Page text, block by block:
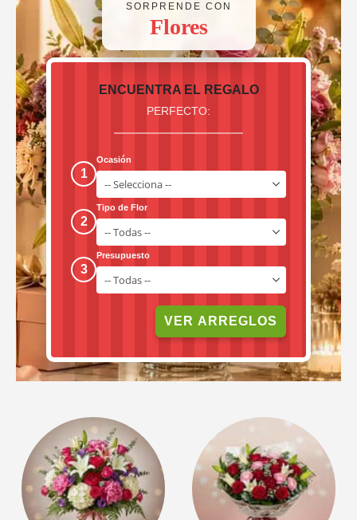
SORPRENDE CON
Flores
ENCUENTRA EL REGALO
PERFECTO:
1
Ocasión
2
Tipo de Flor
3
Presupuesto
VER ARREGLOS